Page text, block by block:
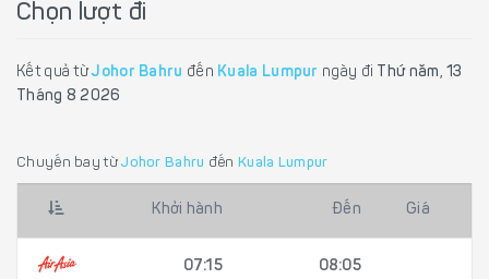
Chọn lượt đi
Kết quả từJohor Bahru đến Kuala Lumpur ngày đi
Thứ năm, 13
Tháng 8 2026
Chuyến bay từJohor Bahru đến Kuala Lumpur
Khởi hành Đến Giá
07:15
08:05